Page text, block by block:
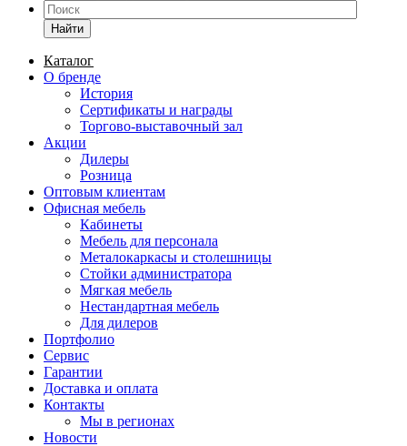
Найти
Каталог
О бренде
История
Сертификаты и награды
Торгово-выставочный зал
Акции
Дилеры
Розница
Оптовым клиентам
Офисная мебель
Кабинеты
Мебель для персонала
Металокаркасы и столешницы
Стойки администратора
Мягкая мебель
Нестандартная мебель
Для дилеров
Портфолио
Сервис
Гарантии
Доставка и оплата
Контакты
Мы в регионах
Новости